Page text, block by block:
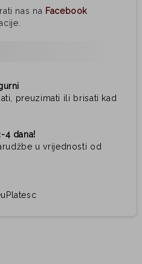
nas na Facebook
preuzimati ili brisati kad
4 dana!
u vrijednosti od